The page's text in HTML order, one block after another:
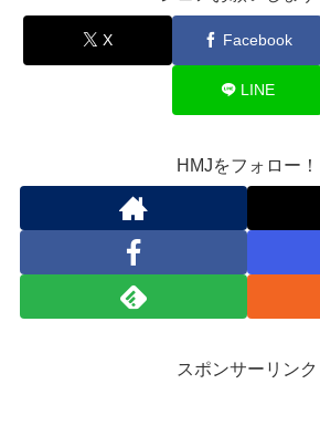
X Facebook
LINE
HMJをフォロー！
スポンサーリンク